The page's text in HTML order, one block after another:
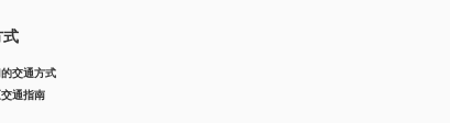
式
交通方式
通指南